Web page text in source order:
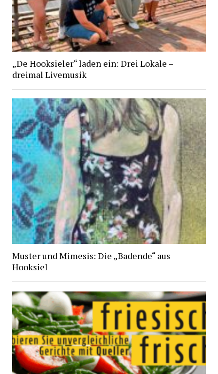
„De Hooksieler“ laden ein: Drei Lokale –
dreimal Livemusik
Muster und Mimesis: Die „Badende“ aus
Hooksiel